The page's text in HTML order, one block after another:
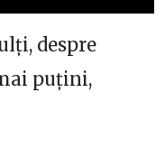
despre
puțini,